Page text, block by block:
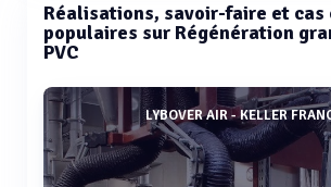
Réalisations, savoir-faire et
populaires sur Régénération
PVC
LYBOVER AIR - KELLER